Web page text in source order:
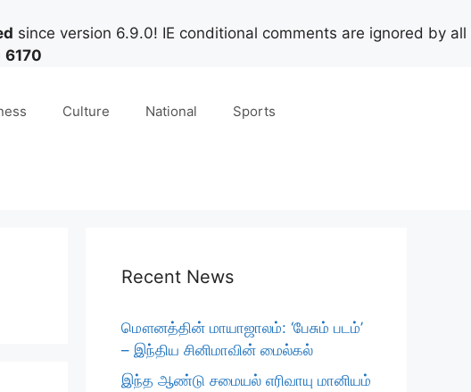
since version 6.9.0! IE conditional comments are ignored by all
6170
Culture National Sports
Recent News
மௌனத்தின் மாயாஜாலம்: ‘பேசும் படம்’
– இந்திய சினிமாவின் மைல்கல்
இந்த ஆண்டு சமையல் எரிவாயு மானியம்